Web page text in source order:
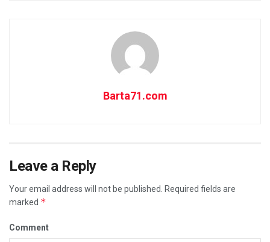
Barta71.com
Leave a Reply
Your email address will not be published.
Required fields are
marked *
Comment